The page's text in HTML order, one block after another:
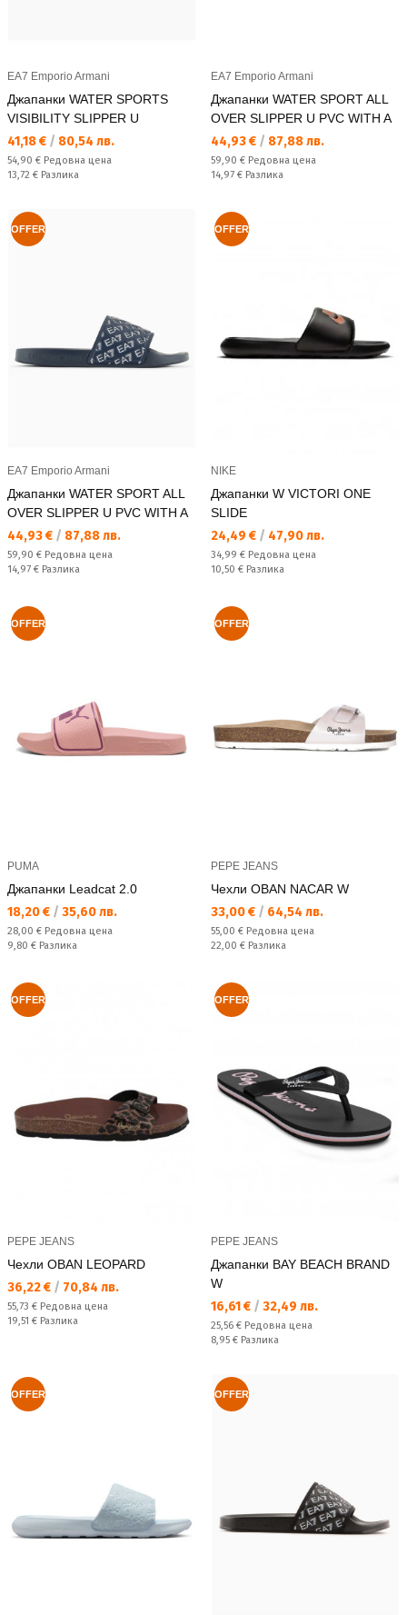
EA7 Emporio Armani
Джапанки WATER SPORTS
VISIBILITY SLIPPER U
Текуща цена:
41,18 € / 80,54 лв.
Редовна цена:
54,90 € Редовна цена
Спестявате:
13,72 € Разлика
EA7 Emporio Armani
Джапанки WATER SPORT ALL
OVER SLIPPER U PVC WITH A
Текуща цена:
44,93 € / 87,88 лв.
Редовна цена:
59,90 € Редовна цена
Спестявате:
14,97 € Разлика
OFFER
EA7 Emporio Armani
Джапанки WATER SPORT ALL
OVER SLIPPER U PVC WITH A
Текуща цена:
44,93 € / 87,88 лв.
Редовна цена:
59,90 € Редовна цена
Спестявате:
14,97 € Разлика
OFFER
NIKE
Джапанки W VICTORI ONE
SLIDE
Текуща цена:
24,49 € / 47,90 лв.
Редовна цена:
34,99 € Редовна цена
Спестявате:
10,50 € Разлика
OFFER
PUMA
Джапанки Leadcat 2.0
Текуща цена:
18,20 € / 35,60 лв.
Редовна цена:
28,00 € Редовна цена
Спестявате:
9,80 € Разлика
OFFER
PEPE JEANS
Чехли OBAN NACAR W
Текуща цена:
33,00 € / 64,54 лв.
Редовна цена:
55,00 € Редовна цена
Спестявате:
22,00 € Разлика
OFFER
PEPE JEANS
Чехли OBAN LEOPARD
Текуща цена:
36,22 € / 70,84 лв.
Редовна цена:
55,73 € Редовна цена
Спестявате:
19,51 € Разлика
OFFER
PEPE JEANS
Джапанки BAY BEACH BRAND
W
Текуща цена:
16,61 € / 32,49 лв.
Редовна цена:
25,56 € Редовна цена
Спестявате:
8,95 € Разлика
OFFER OFFER